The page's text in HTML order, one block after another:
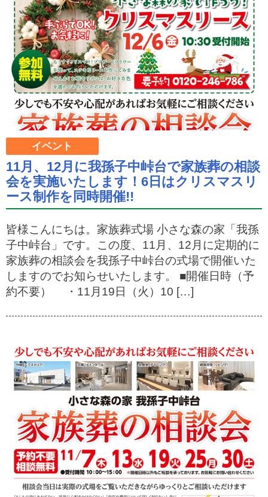
イベント
11月、12月に我孫子中峠台で家族葬の相談
会を実施いたします！6日はクリスマスリ
ース制作を同時開催!!
皆様こんにちは。家族葬式場 小さな森の家「我孫
子中峠台」です。この度、11月、12月に定期的に
家族葬の相談会を我孫子中峠台の式場で開催いた
しますのでお知らせいたします。 ■開催日時（予
約不要） ・11月19日（火）10 […]